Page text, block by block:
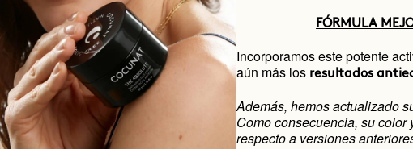
FÓRMULA
Incorporamos este potente
aún más los resultados
Además, hemos actualizado
Como consecuencia, su
respecto a versiones